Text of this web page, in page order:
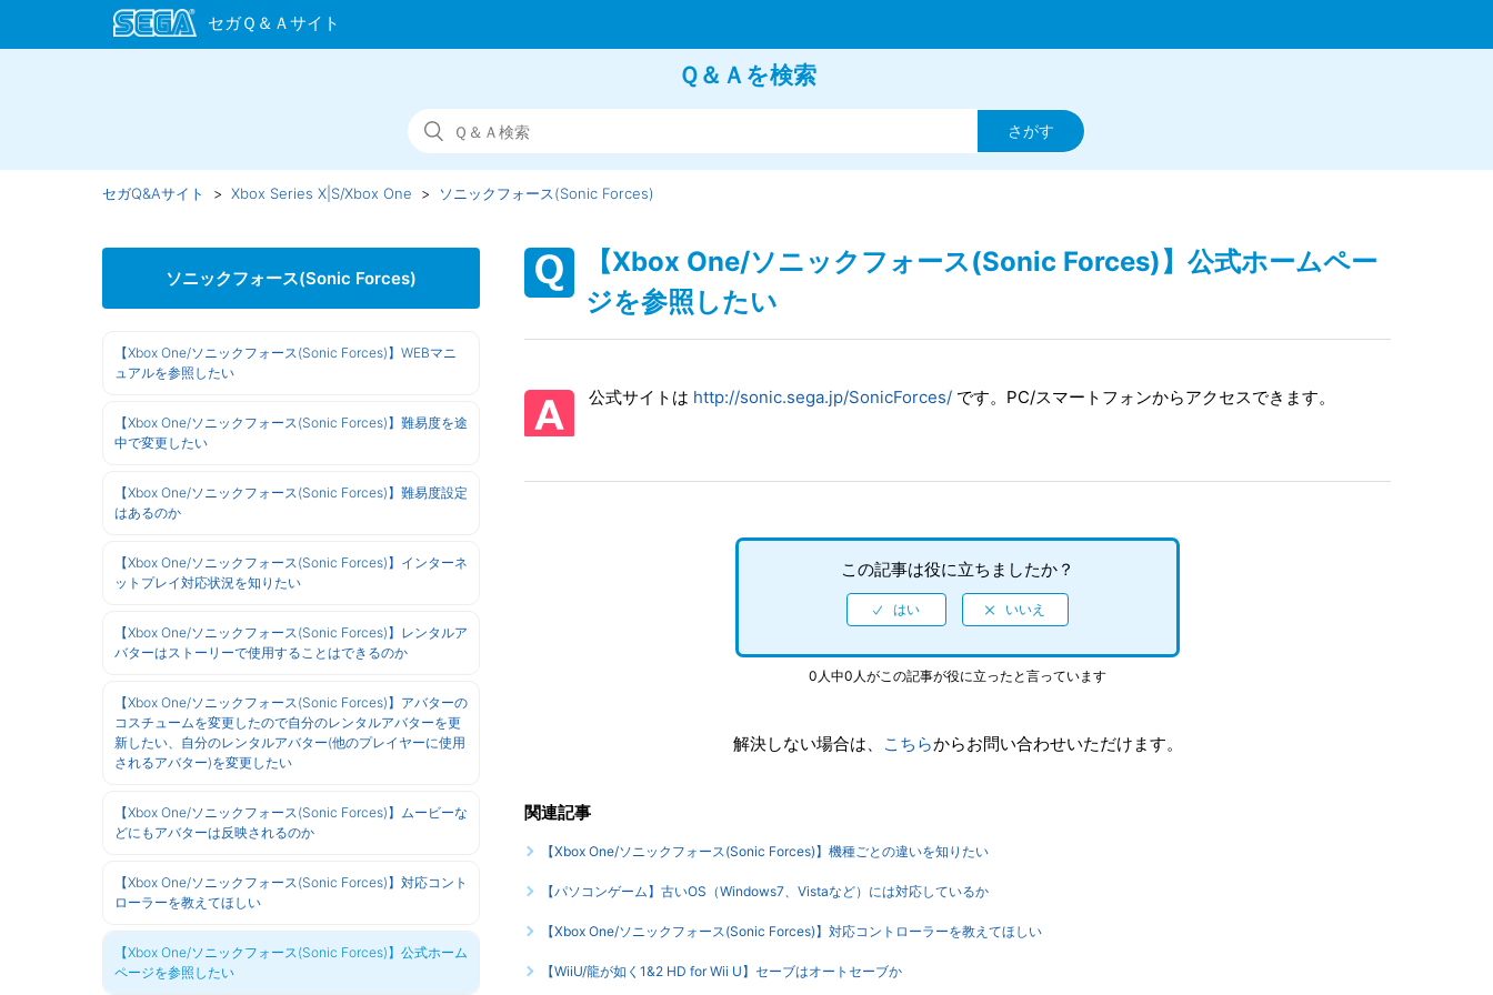
Ｑ＆Ａを検索
セガQ&Aサイト Xbox Series X|S/Xbox One ソニックフォース(Sonic Forces)
ソニックフォース(Sonic Forces)
【Xbox One/ソニックフォース(Sonic Forces)】WEBマニ
ュアルを参照したい
【Xbox One/ソニックフォース(Sonic Forces)】難易度を途
中で変更したい
【Xbox One/ソニックフォース(Sonic Forces)】難易度設定
はあるのか
【Xbox One/ソニックフォース(Sonic Forces)】インターネ
ットプレイ対応状況を知りたい
【Xbox One/ソニックフォース(Sonic Forces)】レンタルア
バターはストーリーで使用することはできるのか
【Xbox One/ソニックフォース(Sonic Forces)】アバターの
コスチュームを変更したので自分のレンタルアバターを更
新したい、自分のレンタルアバター(他のプレイヤーに使用
されるアバター)を変更したい
【Xbox One/ソニックフォース(Sonic Forces)】ムービーな
どにもアバターは反映されるのか
【Xbox One/ソニックフォース(Sonic Forces)】対応コント
ローラーを教えてほしい
【Xbox One/ソニックフォース(Sonic Forces)】公式ホーム
ページを参照したい
【Xbox One/ソニックフォース(Sonic Forces)】公式ホームペー
ジを参照したい
公式サイトは http://sonic.sega.jp/SonicForces/ です。PC/スマートフォンからアクセスできます。
この記事は役に立ちましたか？
0人中0人がこの記事が役に立ったと言っています
解決しない場合は、 こちらからお問い合わせいただけます。
関連記事
【Xbox One/ソニックフォース(Sonic Forces)】機種ごとの違いを知りたい
【パソコンゲーム】古いOS（Windows7、Vistaなど）には対応しているか
【Xbox One/ソニックフォース(Sonic Forces)】対応コントローラーを教えてほしい
【WiiU/龍が如く1&2 HD for Wii U】セーブはオートセーブか